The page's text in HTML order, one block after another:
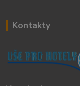
Kontakty